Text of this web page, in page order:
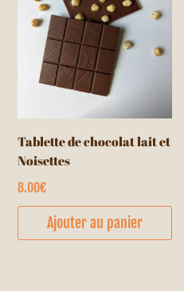
Tablette de chocolat lait et
Noisettes
8.00€
Ajouter au panier